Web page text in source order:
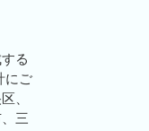
る
にご
、
三